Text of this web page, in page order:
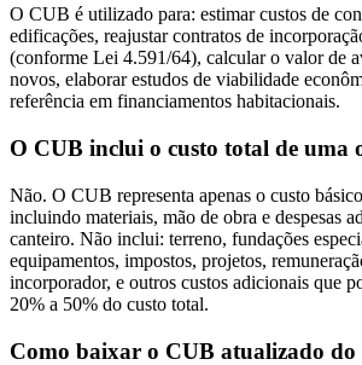
O CUB é utilizado para: estimar custos de
edificações, reajustar contratos de
(conforme Lei 4.591/64), calcular o valor de
novos, elaborar estudos de viabilidade
referência em financiamentos habitacionais.
O CUB inclui o custo total de uma
Não. O CUB representa apenas o custo
incluindo materiais, mão de obra e despesas
canteiro. Não inclui: terreno, fundações
equipamentos, impostos, projetos,
incorporador, e outros custos adicionais que
20% a 50% do custo total.
Como baixar o CUB atualizado do